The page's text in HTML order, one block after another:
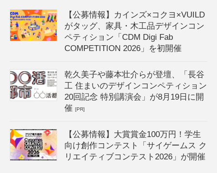
【公募情報】カインズ×コクヨ×VUILD
がタッグ、家具・木工品デザインコン
ペティション「CDM Digi Fab
COMPETITION 2026」を初開催
乾久美子や藤本壮介らが登壇、「長谷
工 住まいのデザインコンペティション
20回記念 特別講演会」が8月19日に開
催[PR]
【公募情報】大賞賞金100万円！学生
向け創作コンテスト「サイゲームス ク
リエイティブコンテスト2026」が開催